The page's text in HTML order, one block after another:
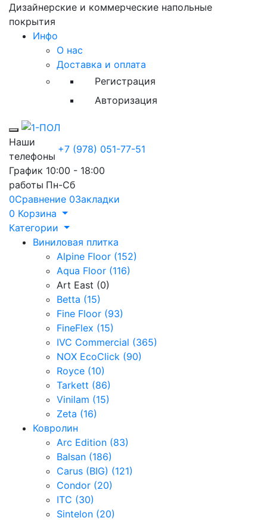
Дизайнерские и коммерческие напольные
покрытия
Инфо
О нас
Доставка и оплата
Регистрация
Авторизация
Toggle mobile menu
Наши
телефоны
+7 (978) 051-77-51
График
работы
10:00 - 18:00
Пн-Сб
0Сравнение 0Закладки
0 Корзина
Категории
Виниловая плитка
Alpine Floor (152)
Aqua Floor (116)
Art East (0)
Betta (15)
Fine Floor (93)
FineFlex (15)
IVC Commercial (365)
NOX EcoClick (90)
Royce (10)
Tarkett (86)
Vinilam (15)
Zeta (16)
Ковролин
Arc Edition (83)
Balsan (186)
Carus (BIG) (121)
Condor (20)
ITC (30)
Sintelon (20)